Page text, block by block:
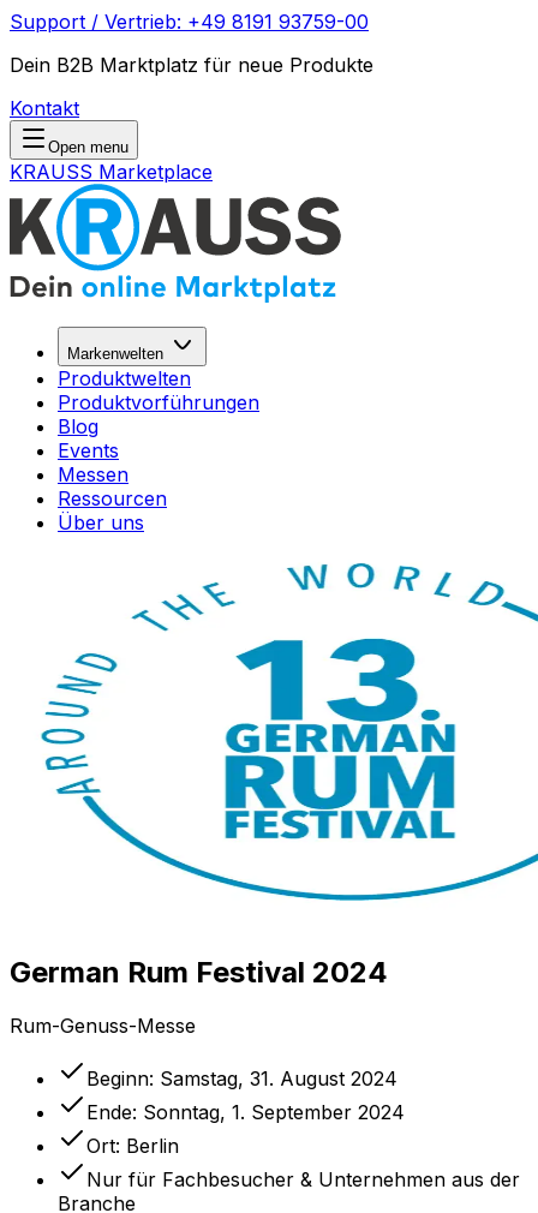
Support / Vertrieb: +49 8191 93759-00
Dein B2B Marktplatz für neue Produkte
Kontakt
Open menu
KRAUSS Marketplace
Markenwelten
Produktwelten
Produktvorführungen
Blog
Events
Messen
Ressourcen
Über uns
German Rum Festival 2024
Rum-Genuss-Messe
Beginn: Samstag, 31. August 2024
Ende: Sonntag, 1. September 2024
Ort: Berlin
Nur für Fachbesucher & Unternehmen aus der
Branche